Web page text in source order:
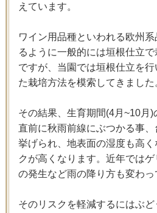
えています。
ワイン用品種といわれる欧州
るように一般的には垣根仕立
ですが、当園では垣根仕立を
た栽培方法を模索してきました
その結果、生育期間(4月~10月
直前に秋雨前線にぶつかる事
挙げられ、地表面の湿度も高
クが高くなります。近年では
の発生など雨の降り方も変わっ
そのリスクを軽減するにはぶ